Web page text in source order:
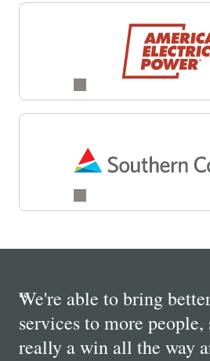
“
We're able to bring
services to more people,
really a win all the way